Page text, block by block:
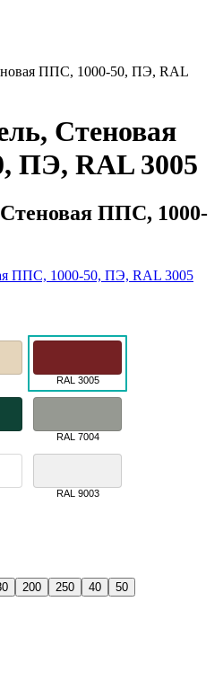
ППС, 1000-50, ПЭ, RAL
Стеновая
ПЭ, RAL 3005
ППС, 1000-
RAL 3005
RAL 7004
RAL 9003
200 250 40 50